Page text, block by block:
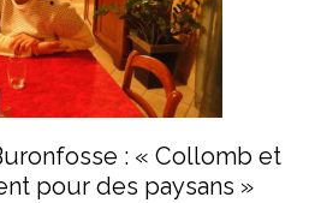
: « Collomb et
pour des paysans »